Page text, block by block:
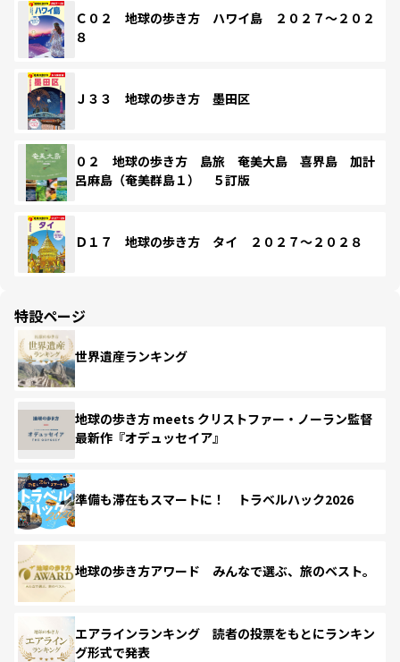
Ｃ０２ 地球の歩き方 ハワイ島 ２０２７～２０２
８
Ｊ３３ 地球の歩き方 墨田区
０２ 地球の歩き方 島旅 奄美大島 喜界島 加計
呂麻島（奄美群島１） ５訂版
Ｄ１７ 地球の歩き方 タイ ２０２７～２０２８
特設ページ
世界遺産ランキング
地球の歩き方 meets クリストファー・ノーラン監督
最新作『オデュッセイア』
準備も滞在もスマートに！ トラベルハック2026
地球の歩き方アワード みんなで選ぶ、旅のベスト。
エアラインランキング 読者の投票をもとにランキン
グ形式で発表